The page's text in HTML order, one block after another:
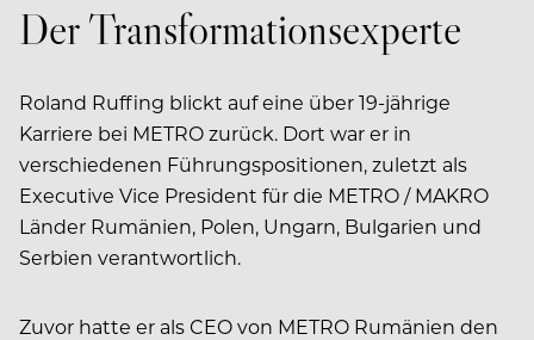
Der Transformationsexperte
Roland Ruffing blickt auf eine über 19-jährige
Karriere bei METRO zurück. Dort war er in
verschiedenen Führungspositionen, zuletzt als
Executive Vice President für die METRO / MAKRO
Länder Rumänien, Polen, Ungarn, Bulgarien und
Serbien verantwortlich.
Zuvor hatte er als CEO von METRO Rumänien den